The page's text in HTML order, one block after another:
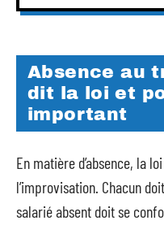
Absence au
dit la loi et
important
En matière d’absence, la
l’improvisation. Chacun
salarié absent doit se